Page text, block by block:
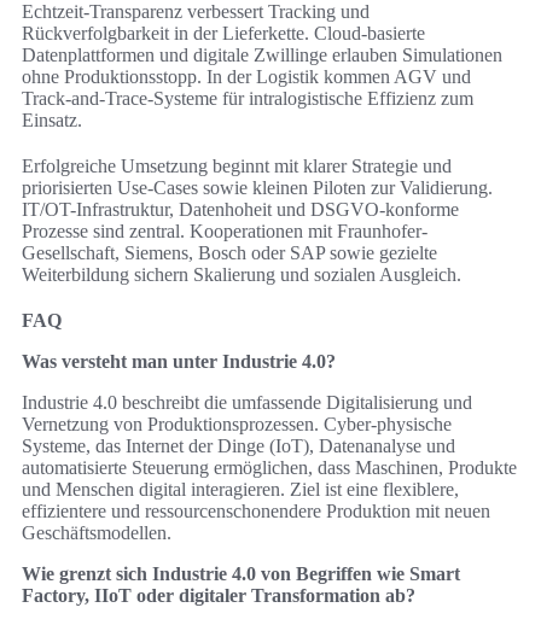
Echtzeit-Transparenz verbessert Tracking und
Rückverfolgbarkeit in der Lieferkette. Cloud-basierte
Datenplattformen und digitale Zwillinge erlauben Simulationen
ohne Produktionsstopp. In der Logistik kommen AGV und
Track-and-Trace-Systeme für intralogistische Effizienz zum
Einsatz.
Erfolgreiche Umsetzung beginnt mit klarer Strategie und
priorisierten Use-Cases sowie kleinen Piloten zur Validierung.
IT/OT-Infrastruktur, Datenhoheit und DSGVO-konforme
Prozesse sind zentral. Kooperationen mit Fraunhofer-
Gesellschaft, Siemens, Bosch oder SAP sowie gezielte
Weiterbildung sichern Skalierung und sozialen Ausgleich.
FAQ
Was versteht man unter Industrie 4.0?
Industrie 4.0 beschreibt die umfassende Digitalisierung und
Vernetzung von Produktionsprozessen. Cyber‑physische
Systeme, das Internet der Dinge (IoT), Datenanalyse und
automatisierte Steuerung ermöglichen, dass Maschinen, Produkte
und Menschen digital interagieren. Ziel ist eine flexiblere,
effizientere und ressourcenschonendere Produktion mit neuen
Geschäftsmodellen.
Wie grenzt sich Industrie 4.0 von Begriffen wie Smart
Factory, IIoT oder digitaler Transformation ab?